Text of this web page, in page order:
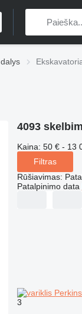
4093
Kaina: 50 € - 13
Filtras
Rūšiavimas:
Patalpinimo data
3